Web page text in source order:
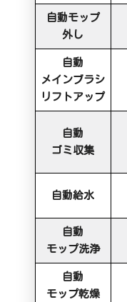
自動モップ
外し
自動
メインブラシ
リフトアップ
自動
ゴミ収集
自動給水
自動
モップ洗浄
自動
モップ乾燥